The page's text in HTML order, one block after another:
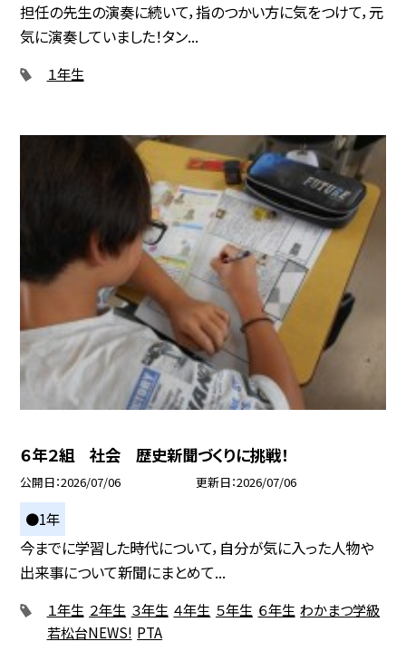
担任の先生の演奏に続いて，指のつかい方に気をつけて，元
気に演奏していました！タン...
１年生
６年２組 社会 歴史新聞づくりに挑戦！
公開日 2026/07/06 更新日 2026/07/06
●1年
今までに学習した時代について，自分が気に入った人物や
出来事について新聞にまとめて...
１年生 ２年生 ３年生 ４年生 ５年生 ６年生 わかまつ学級
若松台NEWS! PTA